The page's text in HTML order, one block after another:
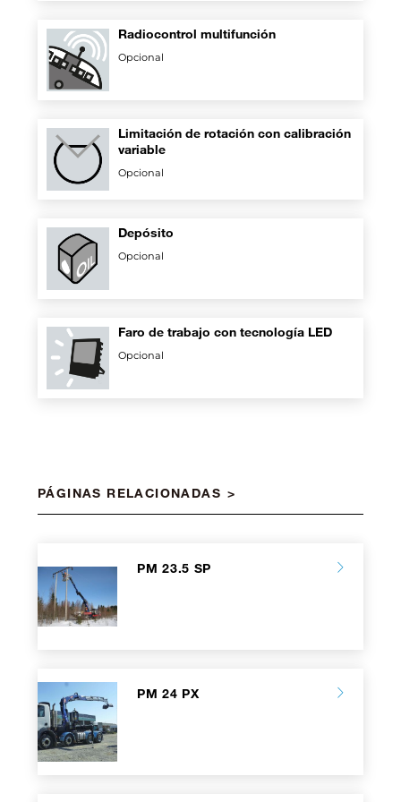
Radiocontrol multifunción
Opcional
Limitación de rotación con calibración
variable
Opcional
Depósito
Opcional
Faro de trabajo con tecnología LED
Opcional
PÁGINAS RELACIONADAS
PM 23.5 SP
PM 24 PX